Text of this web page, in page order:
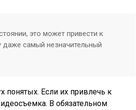
это может привести к
даже самый незначительный
понятых. Если их привлечь к
В обязательном